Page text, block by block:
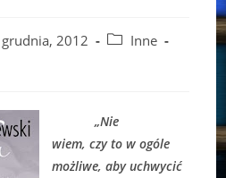
2012
PostInne
„Nie
wiem, czy to w ogóle
możliwe, aby uchwycić